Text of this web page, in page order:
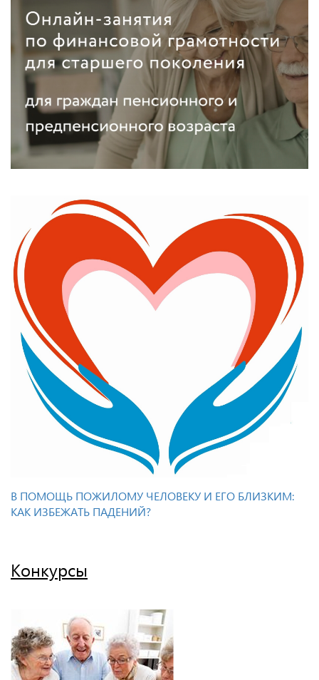
В ПОМОЩЬ ПОЖИЛОМУ ЧЕЛОВЕКУ И ЕГО БЛИЗКИМ:
КАК ИЗБЕЖАТЬ ПАДЕНИЙ?
Конкурсы